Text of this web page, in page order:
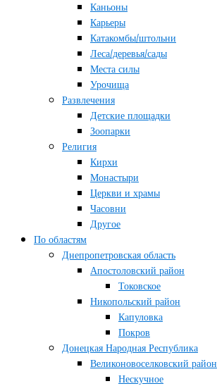
Каньоны
Карьеры
Катакомбы/штольни
Леса/деревья/сады
Места силы
Урочища
Развлечения
Детские площадки
Зоопарки
Религия
Кирхи
Монастыри
Церкви и храмы
Часовни
Другое
По областям
Днепропетровская область
Апостоловский район
Токовское
Никопольский район
Капуловка
Покров
Донецкая Народная Республика
Великоновоселковский район
Нескучное